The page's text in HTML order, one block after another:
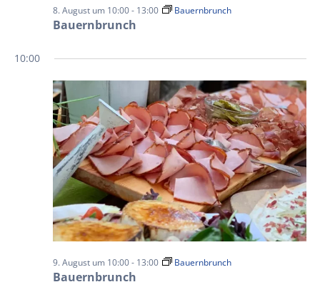
Bauernbrunch
8. August um 10:00- 13:00 Bauernbrunch
10:00
Bauernbrunch
9. August um 10:00- 13:00 Bauernbrunch